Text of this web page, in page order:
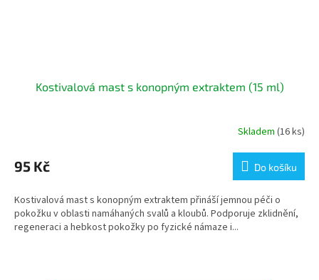
Kostivalová mast s konopným extraktem (15 ml)
Skladem (16 ks)
95 Kč Do košíku
Kostivalová mast s konopným extraktem přináší jemnou péči o
pokožku v oblasti namáhaných svalů a kloubů. Podporuje zklidnění,
regeneraci a hebkost pokožky po fyzické námaze i...